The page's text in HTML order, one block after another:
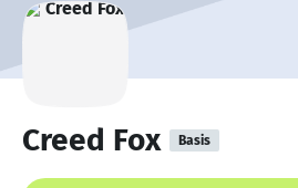
Creed Fox Basis